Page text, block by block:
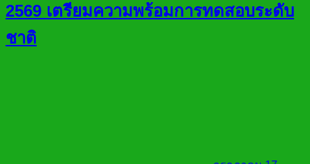
2569 เตรียมความพร้อมการทดสอบระดับ
ชาติ